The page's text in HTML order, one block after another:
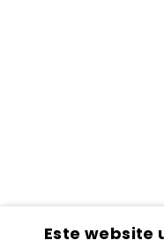
Este website